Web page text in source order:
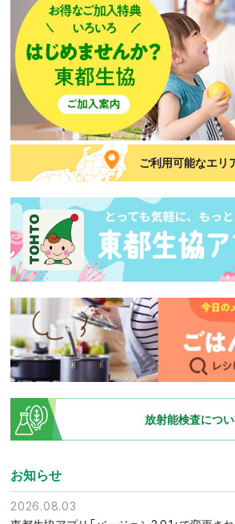
ご利用可能なエリ
放射能検査につ
お知らせ
2026.08.03